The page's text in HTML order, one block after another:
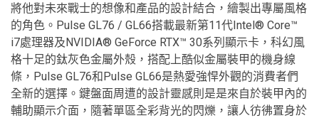
將他對未來戰士的想像和產品的設計結合，繪製出專屬風格
的角色。Pulse GL76 / GL66搭載最新第11代Intel® Core™
i7處理器及NVIDIA® GeForce RTX™ 30系列顯示卡，科幻風
格十足的鈦灰色金屬外殼，搭配上酷似金屬裝甲的機身線
條，Pulse GL76和Pulse GL66是熱愛強悍外觀的消費者們
全新的選擇。鍵盤面周遭的設計靈感則是是來自於裝甲內的
輔助顯示介面，隨著單區全彩背光的閃爍，讓人彷彿置身於